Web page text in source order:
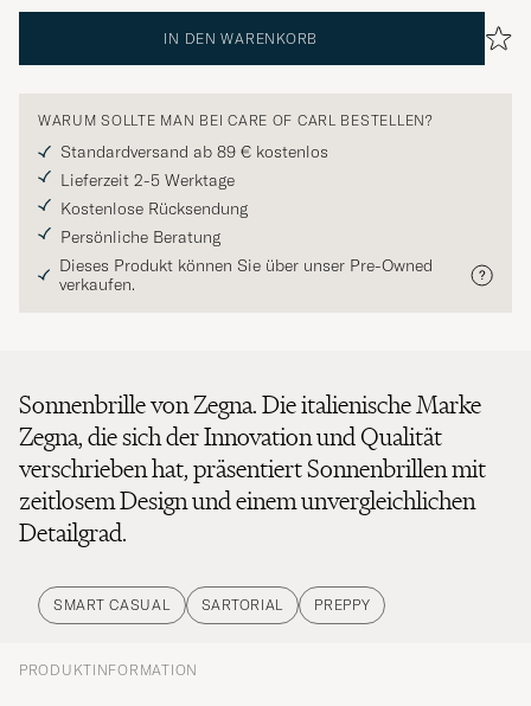
IN DEN WARENKORB
WARUM SOLLTE MAN BEI CARE OF CARL BESTELLEN?
Standardversand ab 89 € kostenlos
Lieferzeit 2-5 Werktage
Kostenlose Rücksendung
Persönliche Beratung
Dieses Produkt können Sie über unser Pre-Owned
verkaufen.
Sonnenbrille von Zegna. Die italienische Marke
Zegna, die sich der Innovation und Qualität
verschrieben hat, präsentiert Sonnenbrillen mit
zeitlosem Design und einem unvergleichlichen
Detailgrad.
SMART CASUAL SARTORIAL PREPPY
PRODUKTINFORMATION